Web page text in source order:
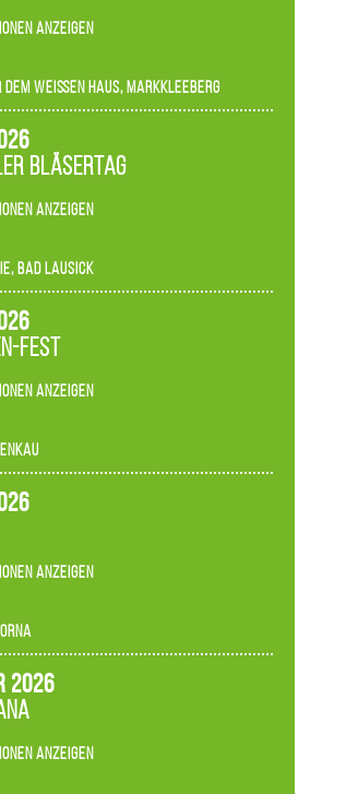
anzeigen
und Lichtinstallationen
agra-Park in einen farbigen
bei jedem Rundgang einen
ein leuchtendes Konzert
dem weißen Haus, Markkleeberg
Bläsertag
anzeigen
Bad Lausick
Fest
anzeigen
Zwenkauer Schüler und
Fest des Kulturkinos.
anzeigen
Jahrfeier der Stadt Borna
einmal unser aktuelles
zum Stadtfest.
2026
anzeigen
Borna.